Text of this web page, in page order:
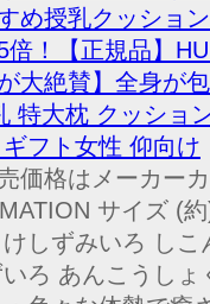
め授乳クッショ
倍！【正規品】
大絶賛】全身が
特大枕 クッショ
フト女性 仰向け
価格はメーカー
サイズ (
しずみいろ し
ろ あんこうし